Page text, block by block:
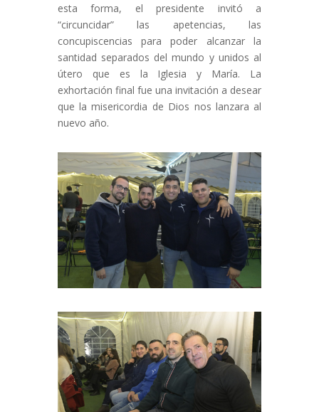
esta forma, el presidente invitó a
“circuncidar” las apetencias, las
concupiscencias para poder alcanzar la
santidad separados del mundo y unidos al
útero que es la Iglesia y María. La
exhortación final fue una invitación a desear
que la misericordia de Dios nos lanzara al
nuevo año.